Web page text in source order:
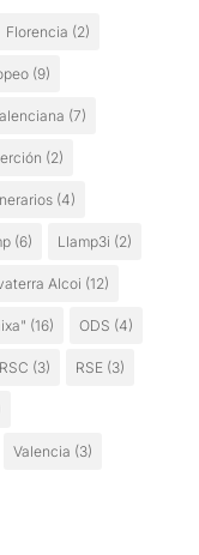
Florencia (2)
(9)
(7)
(2)
(4)
(6) Llamp3i (2)
Alcoi (12)
(16) ODS (4)
RSC (3) RSE(3)
Valencia (3)